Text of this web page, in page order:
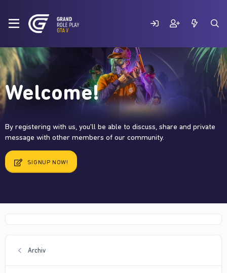
Welcome!
By registering with us, you'll be able to discuss, share and private
message with other members of our community.
SIGNUP NOW!
Archiv